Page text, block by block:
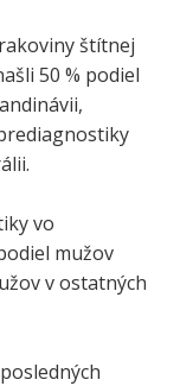
štítnej
50 % podiel
vo
mužov
v ostatných